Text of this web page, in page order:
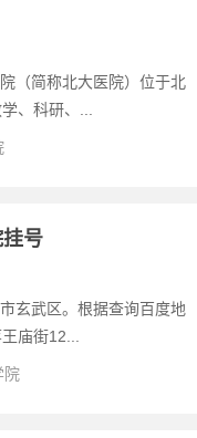
（简称北大医院）位于北
、科研、...
号
玄武区。根据查询百度地
庙街12...
院